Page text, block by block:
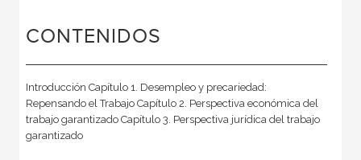
CONTENIDOS
Introducción Capítulo 1. Desempleo y precariedad:
Repensando el Trabajo Capítulo 2. Perspectiva económica del
trabajo garantizado Capítulo 3. Perspectiva jurídica del trabajo
garantizado